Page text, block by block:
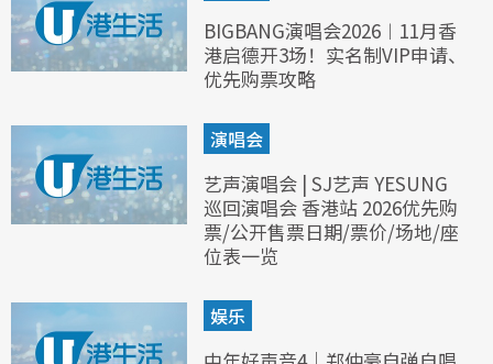
BIGBANG演唱会2026︱11月香
港启德开3场！实名制VIP申请、
优先购票攻略
演唱会
艺声演唱会 | SJ艺声 YESUNG
巡回演唱会 香港站 2026优先购
票/公开售票日期/票价/场地/座
位表一览
娱乐